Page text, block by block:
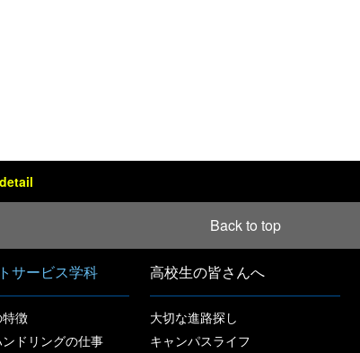
Back to top
サービス学科
徴
ドリングの仕事
高校生の皆さんへ
大切な進路探し
キャンパスライフ